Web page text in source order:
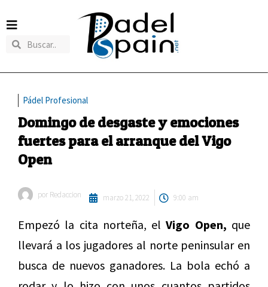
Pádel Profesional
Domingo de desgaste y emociones
fuertes para el arranque del Vigo
Open
por Redaccion marzo 21, 2022 9:00 am
Empezó la cita norteña, elVigo Open, que
llevará a los jugadores al norte peninsular en
busca de nuevos ganadores. La bola echó a